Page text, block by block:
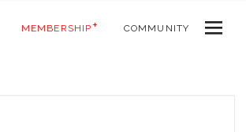
MEMBERSHIP COMMUNITY